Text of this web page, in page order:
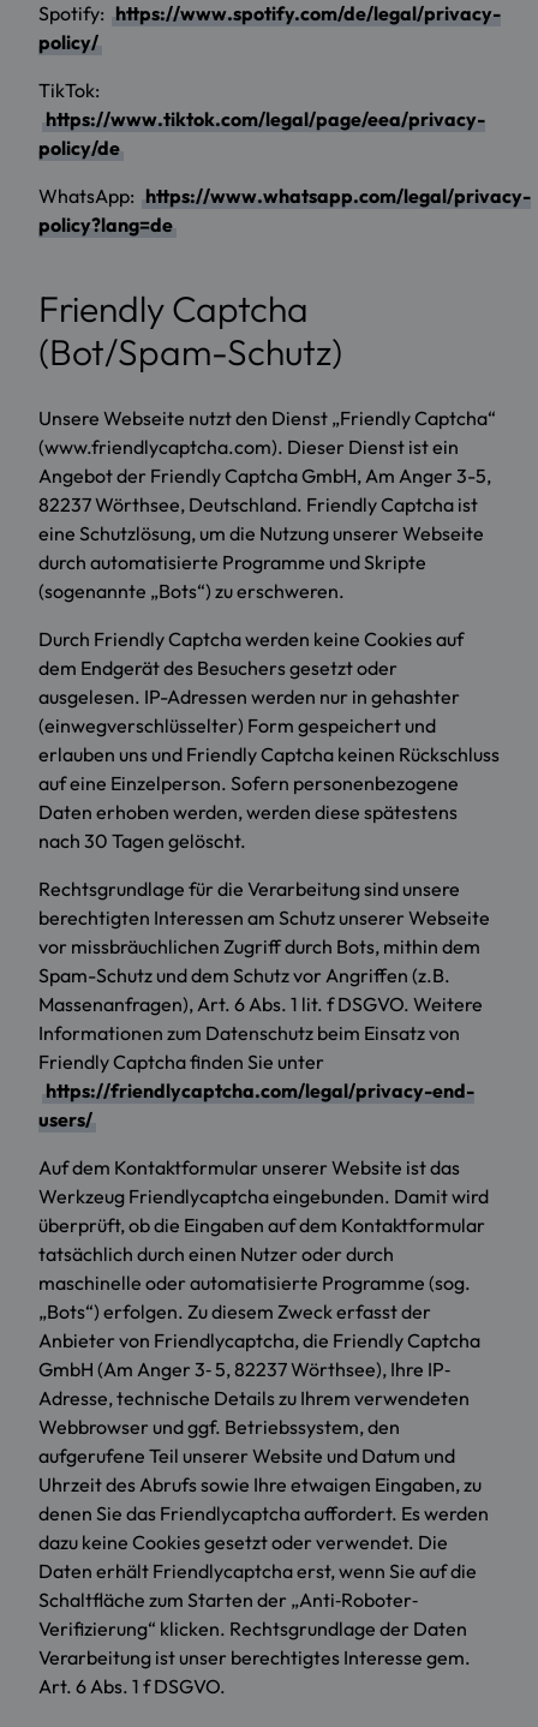
Spotify: https://www.spotify.com/de/legal/privacy-
policy/
TikTok:
https://www.tiktok.com/legal/page/eea/privacy-
policy/de
WhatsApp: https://www.whatsapp.com/legal/privacy-
policy?lang=de
Friendly Captcha
(Bot/Spam-Schutz)
Unsere Webseite nutzt den Dienst „Friendly Captcha“
(www.friendlycaptcha.com). Dieser Dienst ist ein
Angebot der Friendly Captcha GmbH, Am Anger 3-5,
82237 Wörthsee, Deutschland. Friendly Captcha ist
eine Schutzlösung, um die Nutzung unserer Webseite
durch automatisierte Programme und Skripte
(sogenannte „Bots“) zu erschweren.
Durch Friendly Captcha werden keine Cookies auf
dem Endgerät des Besuchers gesetzt oder
ausgelesen. IP-Adressen werden nur in gehashter
(einwegverschlüsselter) Form gespeichert und
erlauben uns und Friendly Captcha keinen Rückschluss
auf eine Einzelperson. Sofern personenbezogene
Daten erhoben werden, werden diese spätestens
nach 30 Tagen gelöscht.
Rechtsgrundlage für die Verarbeitung sind unsere
berechtigten Interessen am Schutz unserer Webseite
vor missbräuchlichen Zugriff durch Bots, mithin dem
Spam-Schutz und dem Schutz vor Angriffen (z.B.
Massenanfragen), Art. 6 Abs. 1 lit. f DSGVO. Weitere
Informationen zum Datenschutz beim Einsatz von
Friendly Captcha finden Sie unter
https://friendlycaptcha.com/legal/privacy-end-
users/
Auf dem Kontaktformular unserer Website ist das
Werkzeug Friendlycaptcha eingebunden. Damit wird
überprüft, ob die Eingaben auf dem Kontaktformular
tatsächlich durch einen Nutzer oder durch
maschinelle oder automatisierte Programme (sog.
„Bots“) erfolgen. Zu diesem Zweck erfasst der
Anbieter von Friendlycaptcha, die Friendly Captcha
GmbH (Am Anger 3‐ 5, 82237 Wörthsee), Ihre IP‐
Adresse, technische Details zu Ihrem verwendeten
Webbrowser und ggf. Betriebssystem, den
aufgerufene Teil unserer Website und Datum und
Uhrzeit des Abrufs sowie Ihre etwaigen Eingaben, zu
denen Sie das Friendlycaptcha auffordert. Es werden
dazu keine Cookies gesetzt oder verwendet. Die
Daten erhält Friendlycaptcha erst, wenn Sie auf die
Schaltfläche zum Starten der „Anti‐Roboter‐
Verifizierung“ klicken. Rechtsgrundlage der Daten
Verarbeitung ist unser berechtigtes Interesse gem.
Art. 6 Abs. 1 f DSGVO.